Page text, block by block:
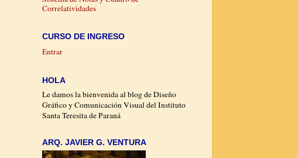
Correlatividades
CURSO DE INGRESO
Entrar
HOLA
Le damos la bienvenida al blog de Diseño
Gráfico y Comunicación Visual del Instituto
Santa Teresita de Paraná
ARQ. JAVIER G. VENTURA